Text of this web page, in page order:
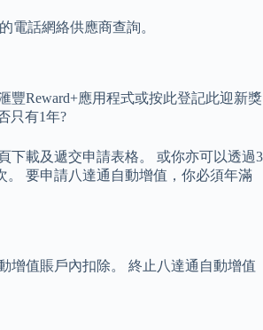
電話網絡供應商查詢。
豐Reward+應用程式或按此登記此迎新獎
只有1年?
下載及遞交申請表格。 或你亦可以透過3
要申請八達通自動增值，你必須年滿
增值賬戶內扣除。 終止八達通自動增值